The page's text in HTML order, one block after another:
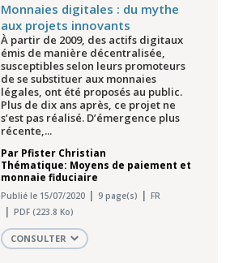
Monnaies digitales : du mythe
aux projets innovants
À partir de 2009, des actifs digitaux
émis de manière décentralisée,
susceptibles selon leurs promoteurs
de se substituer aux monnaies
légales, ont été proposés au public.
Plus de dix ans après, ce projet ne
s’est pas réalisé. D’émergence plus
récente,...
Par Pfister Christian
Thématique: Moyens de paiement et
monnaie fiduciaire
Publié le 15/07/2020 9 page(s)
FR
PDF (223.8 Ko)
CONSULTER